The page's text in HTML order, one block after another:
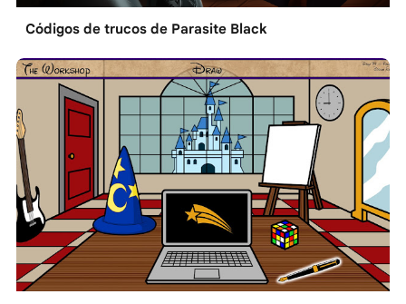
Códigos de trucos de Parasite Black